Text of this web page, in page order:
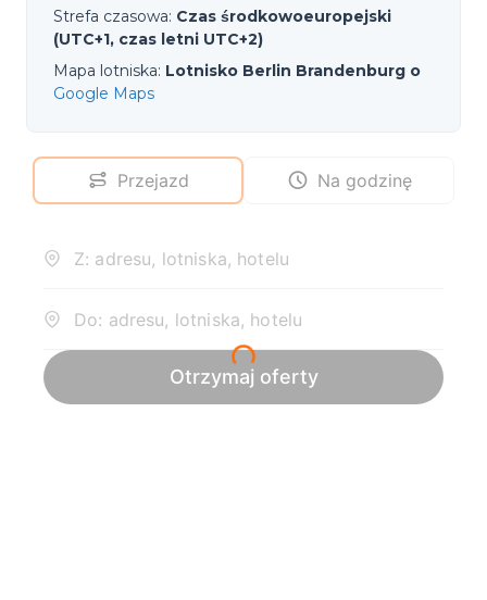
Strefa czasowa: Czas środkowoeuropejski
(UTC+1, czas letni UTC+2)
Mapa lotniska: Lotnisko Berlin Brandenburg o
Google Maps